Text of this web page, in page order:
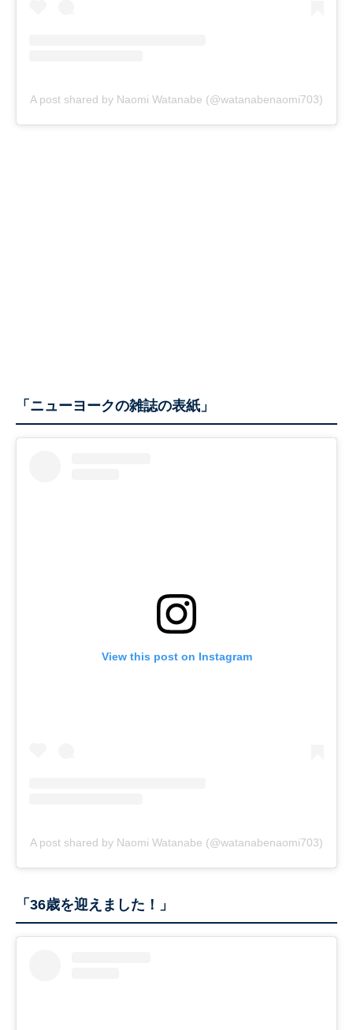
A post shared by Naomi Watanabe (@watanabenaomi703)
「ニューヨークの雑誌の表紙」
View this post on Instagram
A post shared by Naomi Watanabe (@watanabenaomi703)
「36歳を迎えました！」